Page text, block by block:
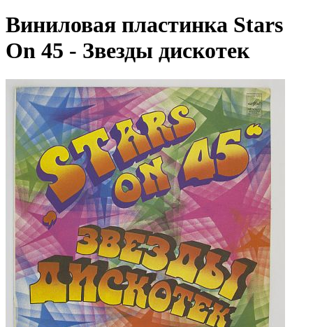
Виниловая пластинка Stars
On 45 - Звезды дискотек